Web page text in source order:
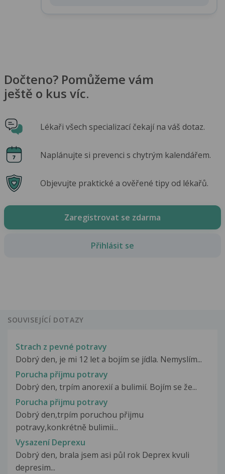
Dočteno? Pomůžeme vám
ještě o kus víc.
Lékaři všech specializací čekají na váš dotaz.
Naplánujte si prevenci s chytrým kalendářem.
Objevujte praktické a ověřené tipy od lékařů.
Zaregistrovat se zdarma
Přihlásit se
SOUVISEJÍCÍ DOTAZY
Strach z pevné potravy
Dobrý den, je mi 12 let a bojím se jídla. Nemyslím...
Porucha příjmu potravy
Dobrý den, trpím anorexií a bulimií. Bojím se že...
Porucha přijmu potravy
Dobrý den,trpím poruchou přijmu
potravy,konkrétně bulimii...
Vysazení Deprexu
Dobrý den, brala jsem asi půl rok Deprex kvuli
depresim...